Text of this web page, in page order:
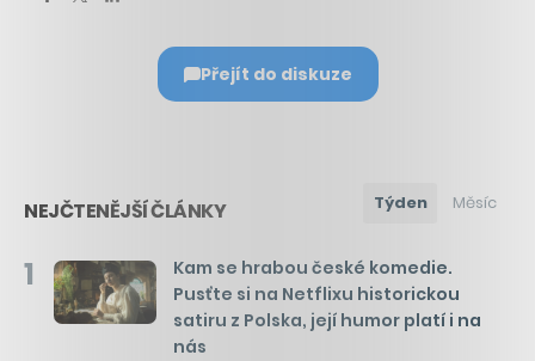
Přejít do diskuze
NEJČTENĚJŠÍ ČLÁNKY Týden Měsíc
1
Kam se hrabou české komedie.
Pusťte si na Netflixu historickou
satiru z Polska, její humor platí i na
nás